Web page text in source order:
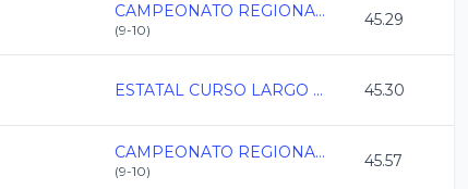
CAMPEONATO REGIONAL CL 2026 QRO
(9-10)
45.29
ESTATAL CURSO LARGO 2026 MERIDA 45.30
CAMPEONATO REGIONAL CL 2026 QRO
(9-10)
45.57